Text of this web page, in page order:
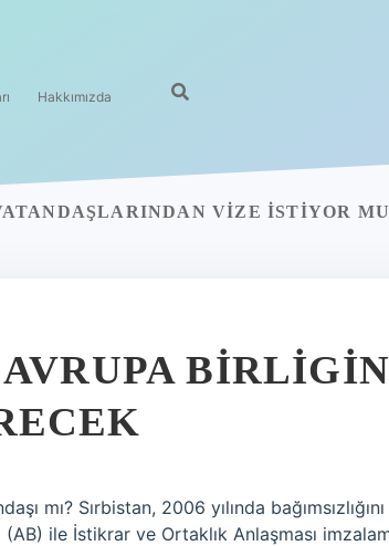
Hakkımızda
VIZE ISTIYOR MU
mı? Sırbistan, 2006 yılında
ile İstikrar ve Ortaklık Anlaşması